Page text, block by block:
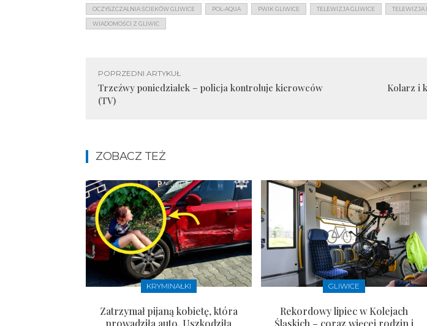
OCZYSZCZALNIA ŚCIEKÓW GLIWICE POL-AQUA PWIK GLIWICE TELEWIZJA GLIWICE TELEWIZJA
WIADOMOŚCI Z GLIWIC
POPRZEDNI ARTYKUŁ
Trzeźwy poniedziałek – policja kontroluje kierowców
(TV)
Kolarz i
ZOBACZ TEŻ
KRYMINAŁKI
Zatrzymał pijaną kobietę, która
prowadziła auto. Uszkodziła
GLIWICE
Rekordowy lipiec w Kolejach
Śląskich – coraz więcej rodzin i